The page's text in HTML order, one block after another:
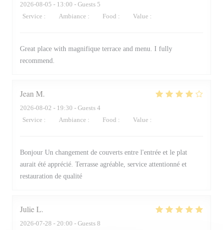
2026-08-05 - 13:00 - Guests 5
Service : Ambiance : Food : Value :
Great place with magnifique terrace and menu. I fully
recommend.
Jean M
2026-08-02 - 19:30 - Guests 4
Service : Ambiance : Food : Value :
Bonjour Un changement de couverts entre l'entrée et le plat
aurait été apprécié. Terrasse agréable, service attentionné et
restauration de qualité
JulieL
2026-07-28 - 20:00 - Guests 8